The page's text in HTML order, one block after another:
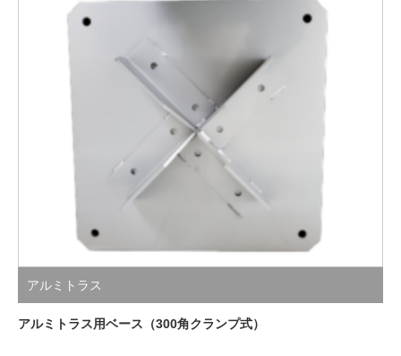
アルミトラス
アルミトラス用ベース（300角クランプ式）